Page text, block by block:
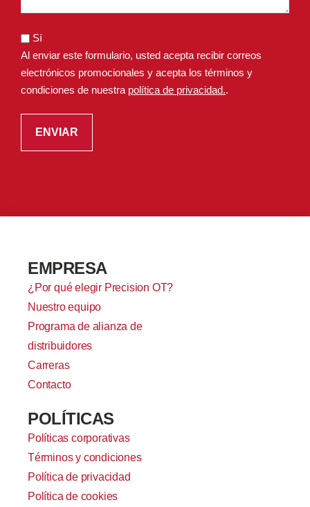
Sí
Al enviar este formulario, usted acepta recibir correos
electrónicos promocionales y acepta los términos y
condiciones de nuestra política de privacidad..
EMPRESA
¿Por qué elegir Precision OT?
Nuestro equipo
Programa de alianza de
distribuidores
Carreras
Contacto
POLÍTICAS
Políticas corporativas
Términos y condiciones
Política de privacidad
Política de cookies